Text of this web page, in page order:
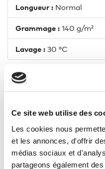
Ce site web utilise des
Les cookies nous
et les annonces, d'offrir
médias sociaux et
partageons également
Longueur : Normal
Grammage : 140 g/m²
Lavage : 30 °C
MÊME